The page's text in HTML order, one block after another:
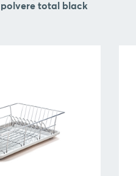
total black